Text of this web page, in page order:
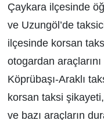
Çaykara ilçesinde
ve Uzungöl’de
ilçesinde korsan
otogardan
Köprübaşı-Araklı
korsan taksi
ve bazı araçların